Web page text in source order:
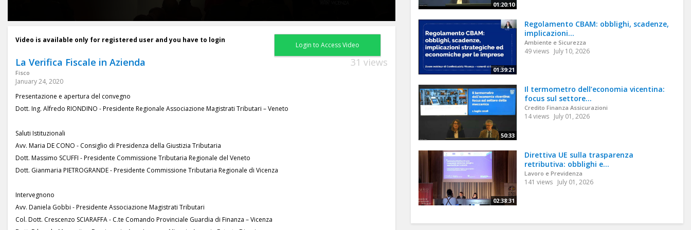
Video is available only for registered user and you have to login
Login to Access Video
La Verifica Fiscale in Azienda
Fisco
31 views
January 24, 2020
Presentazione e apertura del convegno
Dott. Ing. Alfredo RIONDINO - Presidente Regionale Associazione Magistrati Tributari – Veneto
Saluti Istituzionali
Avv. Maria DE CONO - Consiglio di Presidenza della Giustizia Tributaria
Dott. Massimo SCUFFI - Presidente Commissione Tributaria Regionale del Veneto
Dott. Gianmaria PIETROGRANDE - Presidente Commissione Tributaria Regionale di Vicenza
Intervegnono
Avv. Daniela Gobbi - Presidente Associazione Magistrati Tributari
Col. Dott. Crescenzo SCIARAFFA - C.te Comando Provinciale Guardia di Finanza – Vicenza
01:20:10
01:39:21
Regolamento CBAM: obblighi, scadenze,
implicazioni...
Ambiente e Sicurezza
49 views July 10, 2026
50:33
Il termometro dell’economia vicentina:
focus sul settore...
Credito Finanza Assicurazioni
14 views July 01, 2026
02:38:31
Direttiva UE sulla trasparenza
retributiva: obblighi e...
Lavoro e Previdenza
141 views July 01, 2026